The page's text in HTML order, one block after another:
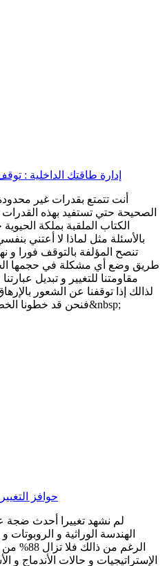
إدارة طاقتك الداخلية :
أنت تتمتع بقدرات غير
الصحيحة حتي تستفيد بهذه
الكتاب الملقبة بملكة
بالأسئلة مثل لماذا لا أعتني
تنصح المؤلفة بالتوقف فورا و
طريق وضع أي مشكلة في حجمها
مقاومتنا للتغيير و تبديل
لذالك إذا توقفنا عن الشعور
فنحن قد خطونا الخطوة الأولي علي الطريق الصحيح&nbsp;
حوافز
لم نشهد تغييرا أحدث ضجة
الهندسة الوراثية و
الرغم من
الإستراتيجيات و حالات الأندماج و